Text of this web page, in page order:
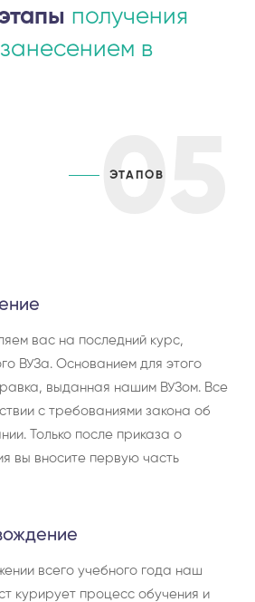
получения
в
05
ЭТАПОВ
вас на последний курс,
ВУЗа. Основанием для этого
выданная нашим ВУЗом. Все
с требованиями закона об
Только после приказа о
вы вносите первую часть
всего учебного года наш
курирует процесс обучения и